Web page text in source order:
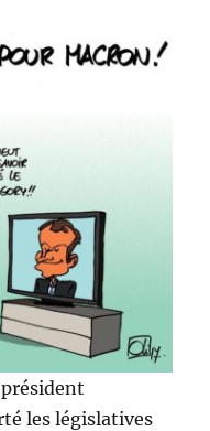
les législatives